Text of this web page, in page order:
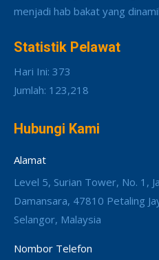
menjadi hab bakat yang
Statistik Pelawat
Hari Ini: 373
Jumlah: 123,218
Hubungi Kami
Alamat
Level 5, Surian Tower, No. 1,
Damansara, 47810 Petaling
Selangor, Malaysia
Nombor Telefon